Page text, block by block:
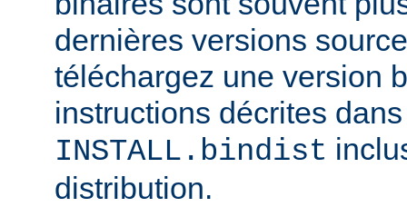
dernières versions
téléchargez une version
instructions décrites
INSTALL.bindist
distribution.